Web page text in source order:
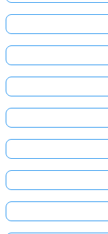
여
서
로
그
인